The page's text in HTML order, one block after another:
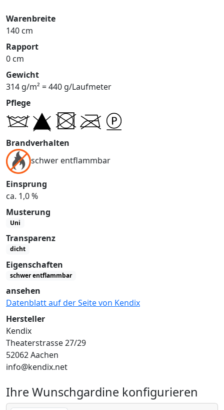
Warenbreite
140 cm
Rapport
0 cm
Gewicht
314 g/m² = 440 g/Laufmeter
Pflege
Brandverhalten
schwer entflammbar
Einsprung
ca. 1,0 %
Musterung
Uni
Transparenz
dicht
Eigenschaften
schwer entflammbar
ansehen
Datenblatt auf der Seite von Kendix
Hersteller
Kendix
Theaterstrasse 27/29
52062 Aachen
info@kendix.net
Ihre Wunschgardine konfigurieren